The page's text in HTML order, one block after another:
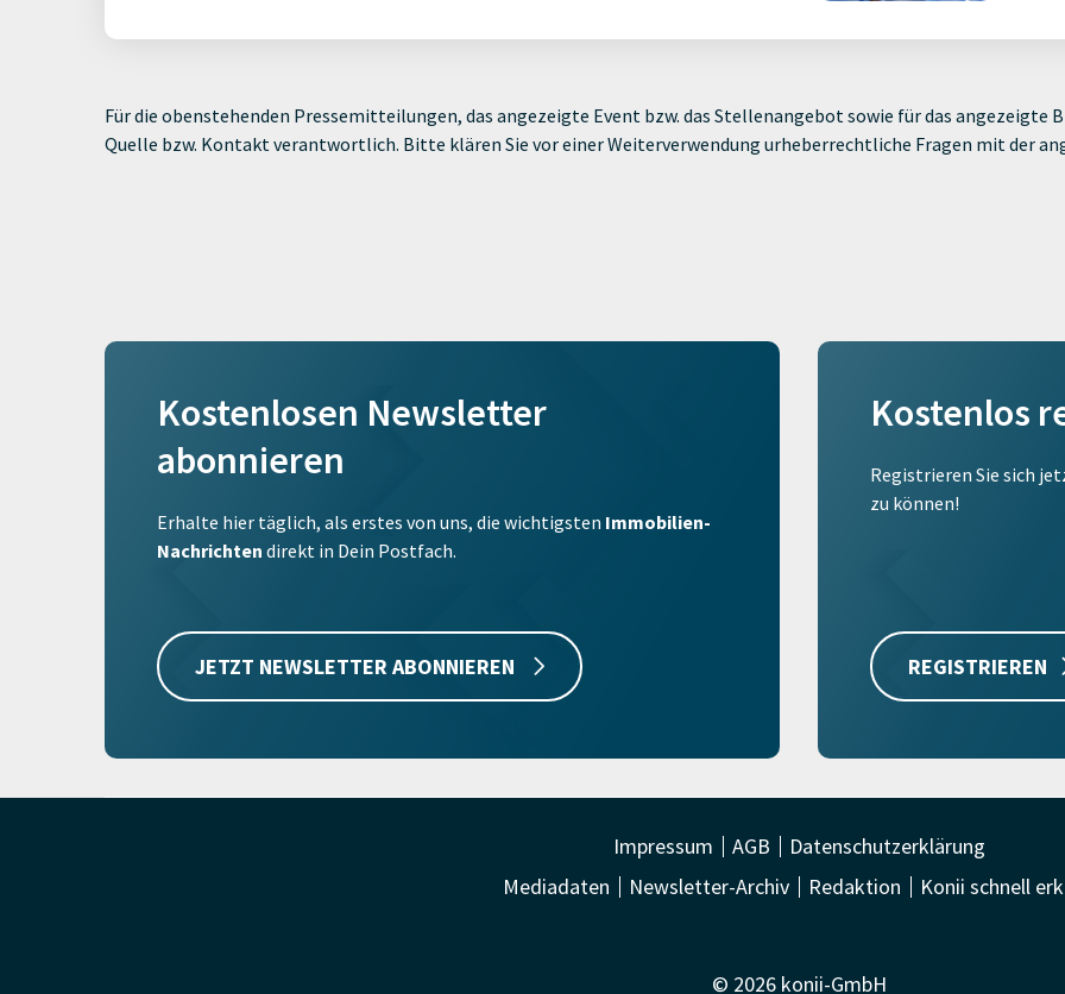
Für die obenstehenden Pressemitteilungen, das angezeigte Event bzw. das Stellenangebot sowie für das angezeigte
Quelle bzw. Kontakt verantwortlich. Bitte klären Sie vor einer Weiterverwendung urheberrechtliche Fragen mit der
Kostenlosen Newsletter
abonnieren
Erhalte hier täglich, als erstes von uns, die wichtigsten Immobilien-
Nachrichten direkt in Dein Postfach.
JETZT NEWSLETTER ABONNIEREN
Kostenlos
Registrieren Sie sich
zu können!
REGISTRIEREN
Impressum AGB
Datenschutzerklärung
Mediadaten
Newsletter-Archiv Redaktion Konii schnell
© 2026 konii-GmbH